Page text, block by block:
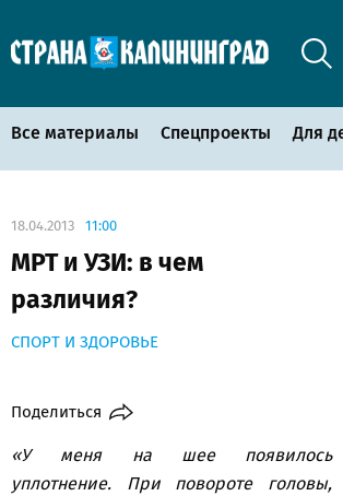
Все материалы Спецпроекты Для
18.04.2013 11:00
МРТ и УЗИ: в чем
различия?
СПОРТ И ЗДОРОВЬЕ
Поделиться
«У меня на шее появилось
уплотнение. При повороте головы,